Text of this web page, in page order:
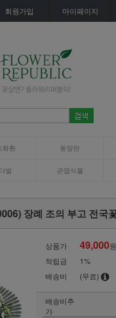
회원가입 마이페이지
화환 동양란
발 관엽식물
장례 조의 부고 전국
상품가 49,000원
적립금
1%
배송비
(무료)
배송비추
가